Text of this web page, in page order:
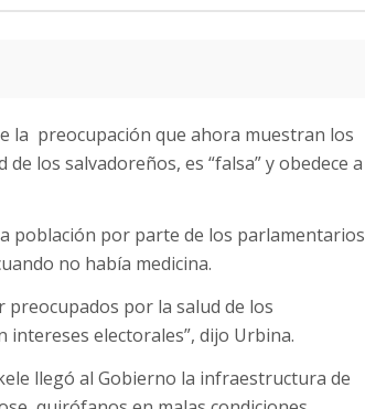
la preocupación que ahora muestran los
los salvadoreños, es “falsa” y obedece a
población por parte de los parlamentarios
no había medicina.
por la salud de los
electorales”, dijo Urbina.
llegó al Gobierno la infraestructura de